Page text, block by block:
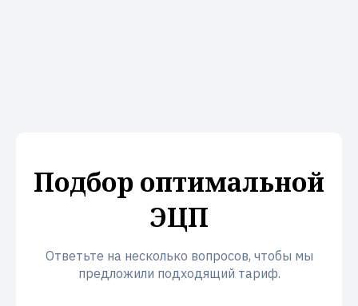
Подбор оптимальной
ЭЦП
Ответьте на несколько вопросов, чтобы мы
предложили подходящий тариф.